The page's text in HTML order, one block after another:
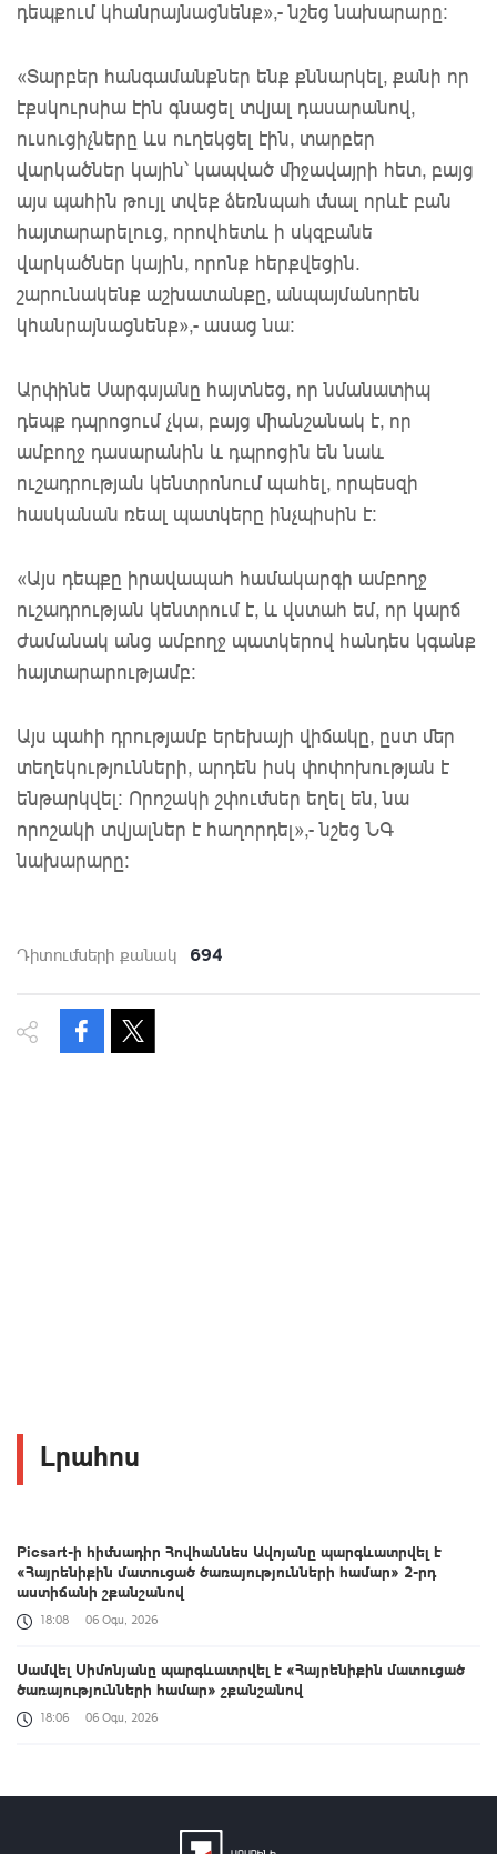
դեպքում կհանրայնացնենք»,- նշեց նախարարը:
«Տարբեր հանգամանքներ ենք քննարկել, քանի որ
էքսկուրսիա էին գնացել տվյալ դասարանով,
ուսուցիչները ևս ուղեկցել էին, տարբեր
վարկածներ կային՝ կապված միջավայրի հետ, բայց
այս պահին թույլ տվեք ձեռնպահ մնալ որևէ բան
հայտարարելուց, որովհետև ի սկզբանե
վարկածներ կային, որոնք հերքվեցին.
շարունակենք աշխատանքը, անպայմանորեն
կհանրայնացնենք»,- ասաց նա:
Արփինե Սարգսյանը հայտնեց, որ նմանատիպ
դեպք դպրոցում չկա, բայց միանշանակ է, որ
ամբողջ դասարանին և դպրոցին են նաև
ուշադրության կենտրոնում պահել, որպեսզի
հասկանան ռեալ պատկերը ինչպիսին է:
«Այս դեպքը իրավապահ համակարգի ամբողջ
ուշադրության կենտրում է, և վստահ եմ, որ կարճ
ժամանակ անց ամբողջ պատկերով հանդես կգանք
հայտարարությամբ:
Այս պահի դրությամբ երեխայի վիճակը, ըստ մեր
տեղեկությունների, արդեն իսկ փոփոխության է
ենթարկվել: Որոշակի շփումներ եղել են, նա
որոշակի տվյալներ է հաղորդել»,- նշեց ՆԳ
նախարարը:
Դիտումների քանակ 694
Լրահոս
Picsart-ի հիմնադիր Հովհաննես Ավոյանը պարգևատրվել է
«Հայրենիքին մատուցած ծառայությունների համար» 2-րդ
աստիճանի շքանշանով
18:08 06 Օգս, 2026
Սամվել Սիմոնյանը պարգևատրվել է «Հայրենիքին մատուցած
ծառայությունների համար» շքանշանով
18:06 06 Օգս, 2026